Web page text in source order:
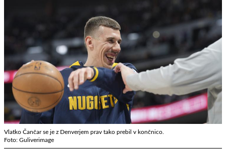
Vlatko Čančar se je z Denverjem prav tako prebil v končnico.
Foto: Guliverimage